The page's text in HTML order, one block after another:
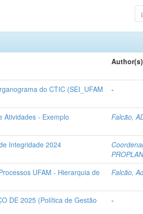
Author(s)
do CTIC (SEI_UFAM
-
Atividades - Exemplo Falcão,
Integridade 2024
UFAM - Hierarquia de
Falcão,
DE 2025 (Política de Gestão
-